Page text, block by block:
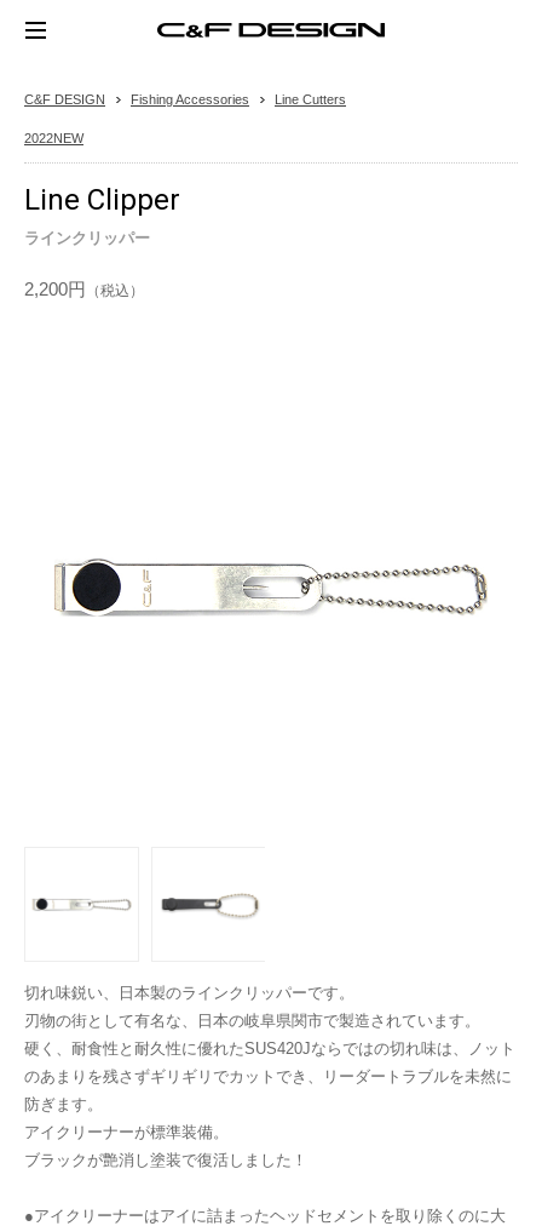
C&F DESIGN Fishing Accessories Line Cutters
2022NEW
Line Clipper
ラインクリッパー
2,200円 （税込）
切れ味鋭い、日本製のラインクリッパーです。
刃物の街として有名な、日本の岐阜県関市で製造されています。
硬く、耐食性と耐久性に優れたSUS420Jならではの切れ味は、ノット
のあまりを残さずギリギリでカットでき、リーダートラブルを未然に
防ぎます。
アイクリーナーが標準装備。
ブラックが艶消し塗装で復活しました！
●アイクリーナーはアイに詰まったヘッドセメントを取り除くのに大